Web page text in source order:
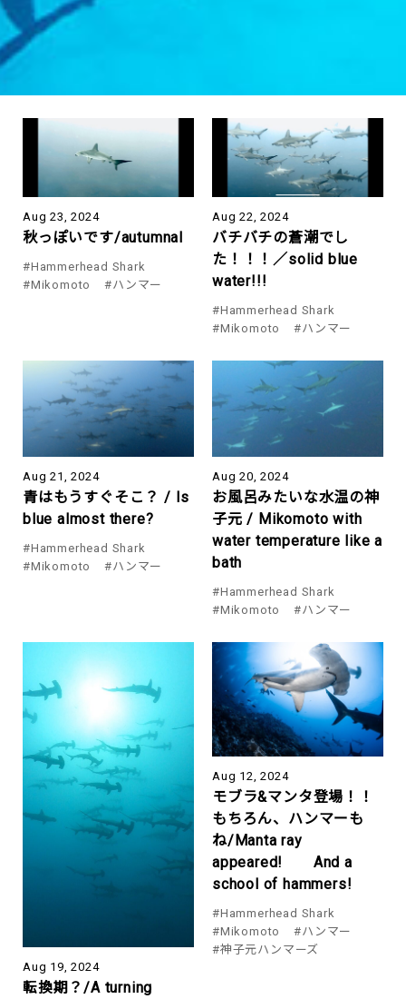
Aug 23, 2024
秋っぽいです/autumnal
#Hammerhead Shark
#Mikomoto
#ハンマー
Aug 22, 2024
バチバチの蒼潮でし
た！！！／solid blue
water!!!
#Hammerhead Shark
#Mikomoto
#ハンマー
Aug 21, 2024
青はもうすぐそこ？ / Is
blue almost there?
#Hammerhead Shark
#Mikomoto
#ハンマー
Aug 20, 2024
お風呂みたいな水温の神
子元 / Mikomoto with
water temperature like a
bath
#Hammerhead Shark
#Mikomoto
#ハンマー
Aug 19, 2024
転換期？/A turning
Aug 12, 2024
モブラ&マンタ登場！！
もちろん、ハンマーも
ね/Manta ray
appeared! And a
school of hammers!
#Hammerhead Shark
#Mikomoto
#ハンマー
#神子元ハンマーズ